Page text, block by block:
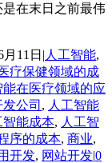
在末日之前最伟
月11日 | 人工智能,
疗保健领域的成
能在医疗领域的应
公司 , 人工智能
智能成本, 人工智
序的成本, 商业,
开发, 网站开发|0